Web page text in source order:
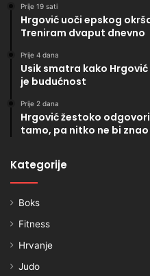
Prije 19 sati
Hrgović uoči epskog
Treniram dvaput dnevno
Prije 4 dana
Usik smatra kako
je budućnost
Prije 2 dana
Hrgović žestoko
tamo, pa nitko ne bi
Kategorije
Boks
Fitness
Hrvanje
Judo